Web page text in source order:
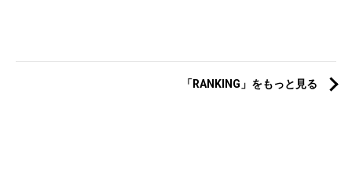
「RANKING」をもっと見る